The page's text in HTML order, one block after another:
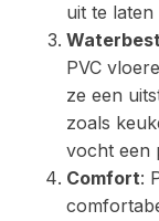
uit te laten
PVC
ze een
zoals
vocht een
Comfort: